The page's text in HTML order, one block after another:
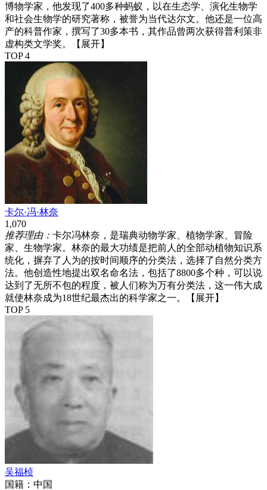
博物学家，他发现了400多种蚂蚁，以在生态学、演化生物学
和社会生物学的研究著称，被誉为当代达尔文。他还是一位高
产的科普作家，撰写了30多本书，其作品曾两次获得普利策非
虚构类文学奖。
【展开】
TOP 4
卡尔·冯·林奈
1,070
推荐理由： 卡尔冯林奈，是瑞典动物学家、植物学家、冒险
家、生物学家。林奈的最大功绩是把前人的全部动植物知识系
统化，摒弃了人为的按时间顺序的分类法，选择了自然分类方
法。他创造性地提出双名命名法，包括了8800多个种，可以说
达到了无所不包的程度，被人们称为万有分类法，这一伟大成
就使林奈成为18世纪最杰出的科学家之一。
【展开】
TOP 5
吴福桢
国籍： 中国